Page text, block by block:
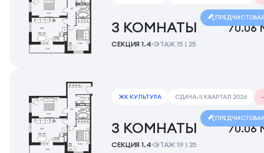
3 КОМНАТЫ
СЕКЦИЯ 1.4 ЭТАЖ 15 | 25
70.06
ЖК КУЛЬТУРА СДАЧА: II КВАРТАЛ 2026
3 КОМНАТЫ
СЕКЦИЯ 1.4 ЭТАЖ 19 | 25
70.06